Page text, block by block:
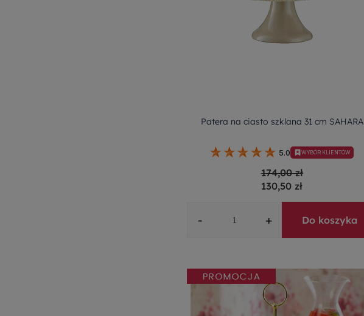
Patera na ciasto szklana 31 cm SAHARA
5.0 WYBÓR KLIENTÓW
174,00 zł
130,50 zł
- + Do koszyka